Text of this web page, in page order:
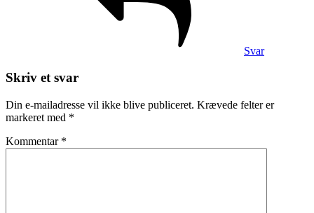
Svar
Skriv et svar
Din e-mailadresse vil ikke blive publiceret. Krævede felter er
markeret med *
Kommentar *